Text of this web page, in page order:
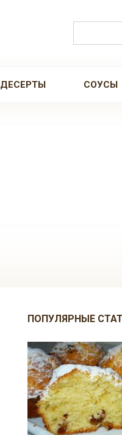
ДЕСЕРТЫ СОУСЫ
ПОПУЛЯРНЫЕ